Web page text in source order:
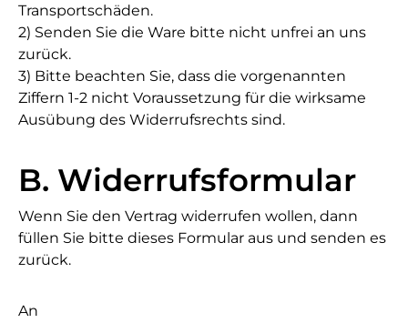
Transportschäden.
2) Senden Sie die Ware bitte nicht unfrei an uns
zurück.
3) Bitte beachten Sie, dass die vorgenannten
Ziffern 1-2 nicht Voraussetzung für die wirksame
Ausübung des Widerrufsrechts sind.
B. Widerrufsformular
Wenn Sie den Vertrag widerrufen wollen, dann
füllen Sie bitte dieses Formular aus und senden es
zurück.
An